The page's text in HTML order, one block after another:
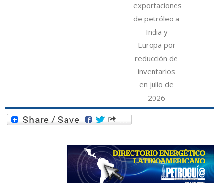
exportaciones
de petróleo a
India y
Europa por
reducción de
inventarios
en julio de
2026